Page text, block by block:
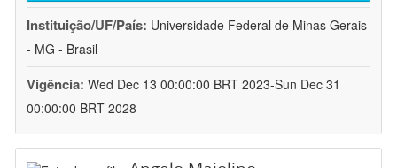
Instituição/UF/País: Universidade Federal de Minas Gerais
- MG - Brasil
Vigência: Wed Dec 13 00:00:00 BRT 2023-Sun Dec 31
00:00:00 BRT 2028